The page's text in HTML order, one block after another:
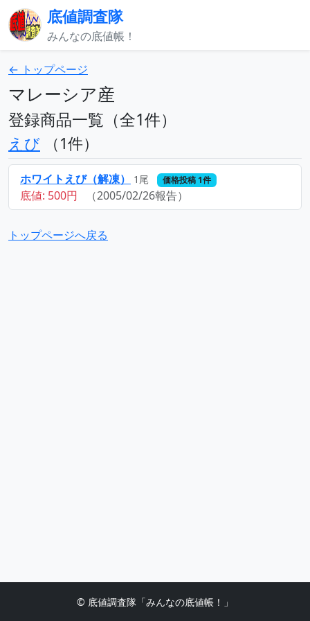
底値調査隊
みんなの底値帳！
← トップページ
マレーシア産
登録商品一覧（全1件）
えび （1件）
ホワイトえび（解凍） 1尾 価格投稿 1件
底値: 500円 （2005/02/26報告）
トップページへ戻る
© 底値調査隊「みんなの底値帳！」